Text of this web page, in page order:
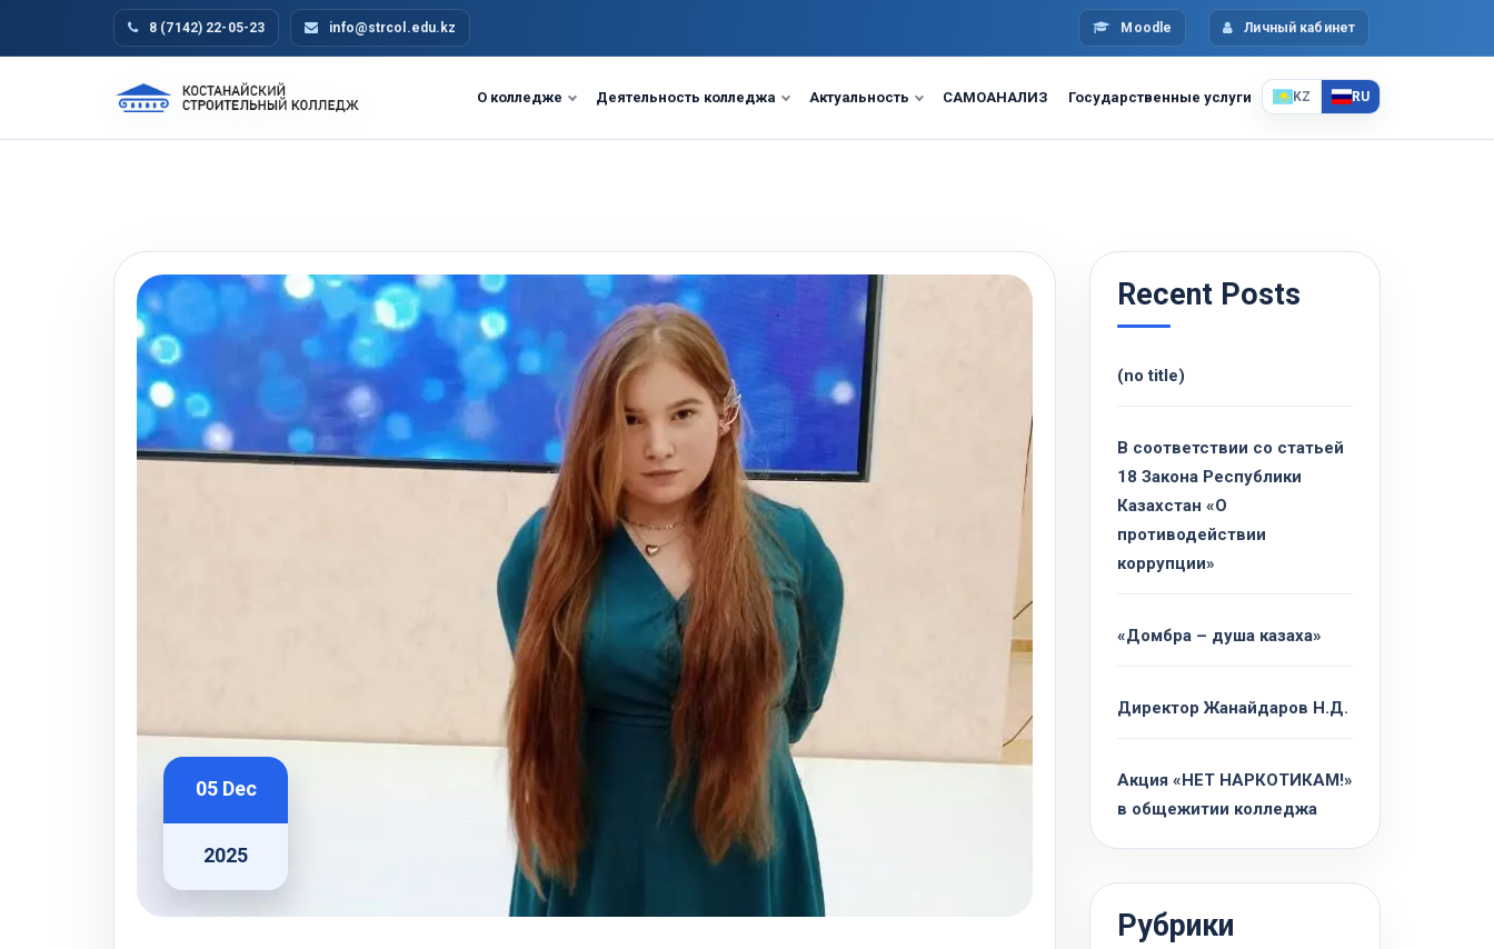
8 (7142) 22-05-23 info@strcol.edu.kz Moodle Личный кабинет
О колледже Деятельность колледжа Актуальность САМОАНАЛИЗ Государственные услуги KZ RU
05 Dec
2025
Recent Posts
(no title)
В соответствии со статьей
18 Закона Республики
Казахстан «О
противодействии
коррупции»
«Домбра – душа казаха»
Директор Жанайдаров Н.Д.
Акция «НЕТ НАРКОТИКАМ!»
в общежитии колледжа
Рубрики